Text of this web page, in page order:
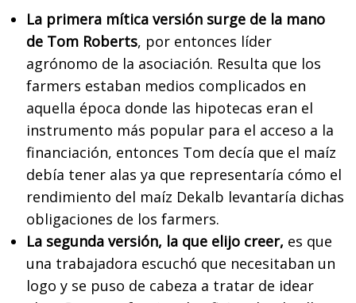
La primera mítica versión surge de la mano
de Tom Roberts, por entonces líder
agrónomo de la asociación. Resulta que los
farmers estaban medios complicados en
aquella época donde las hipotecas eran el
instrumento más popular para el acceso a la
financiación, entonces Tom decía que el maíz
debía tener alas ya que representaría cómo el
rendimiento del maíz Dekalb levantaría dichas
obligaciones de los farmers.
La segunda versión, la que elijo creer, es que
una trabajadora escuchó que necesitaban un
logo y se puso de cabeza a tratar de idear